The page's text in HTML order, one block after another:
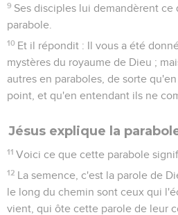
9 Ses disciples lui demandèrent
parabole.
10 Et il répondit : Il vous a été
mystères du royaume de Dieu ;
autres en paraboles, de sorte
point, et qu'en entendant ils ne
Jésus explique la
11 Voici ce que cette parabole
12 La semence, c'est la parole de
le long du chemin sont ceux qui
vient, qui ôte cette parole de leur